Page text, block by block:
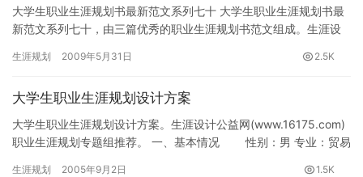
大学生职业生涯规划书最新范文系列七十 大学生职业生涯规划书最
新范文系列七十，由三篇优秀的职业生涯规划书范文组成。生涯设
生涯规划 2009年5月31日 2.5K
大学生职业生涯规划设计方案
大学生职业生涯规划设计方案。生涯设计公益网(www.16175.com)
职业生涯规划专题组推荐。 一、基本情况 性别：男 专业：贸易
生涯规划 2005年9月2日 1.5K